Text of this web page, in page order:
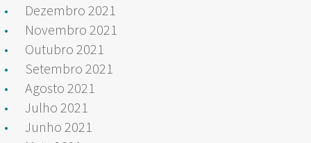
Dezembro 2021
Novembro 2021
Outubro 2021
Setembro 2021
Agosto 2021
Julho 2021
Junho 2021